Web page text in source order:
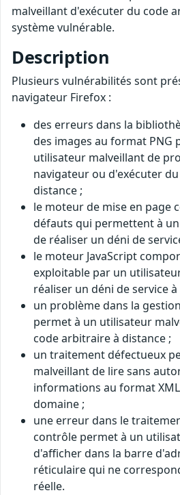
malveillant d'exécuter du code
système vulnérable.
Description
Plusieurs vulnérabilités sont
navigateur Firefox :
des erreurs dans la
des images au format PNG
utilisateur malveillant de
navigateur ou d'exécuter
distance ;
le moteur de mise en page
défauts qui permettent à
de réaliser un déni de
le moteur JavaScript
exploitable par un
réaliser un déni de service
un problème dans la
permet à un utilisateur
code arbitraire à distance ;
un traitement défectueux
malveillant de lire sans
informations au format
domaine ;
une erreur dans le
contrôle permet à un
d'afficher dans la barre
réticulaire qui ne
réelle.